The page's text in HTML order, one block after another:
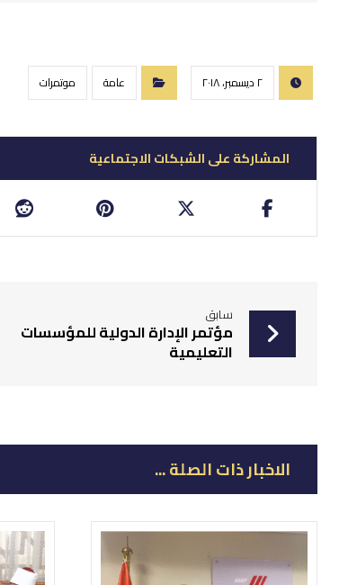
٢ ديسمبر، ٢٠١٨ عامة موتمرات
سابق
‏مؤتمر الإدارة الدولية للمؤسسات
التعليمية
الاخبار ذات الصلة ...